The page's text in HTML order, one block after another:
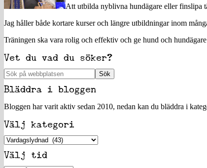
Att utbilda nyblivna hundägare eller finslipa
Jag håller både kortare kurser och längre utbildningar inom
Träningen ska vara rolig och effektiv och ge hund och
Vet du vad du söker?
Sök
på
webbplatsen
Bläddra i bloggen
Bloggen har varit aktiv sedan 2010, nedan kan du bläddra i
Välj kategori
Välj
Välj tid